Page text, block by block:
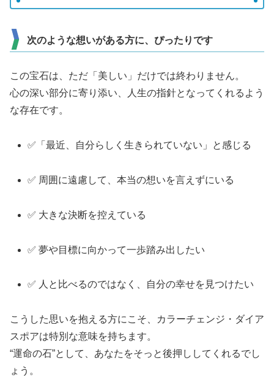
次のような想いがある方に、ぴったりです
この宝石は、ただ「美しい」だけでは終わりません。
心の深い部分に寄り添い、人生の指針となってくれるよう
な存在です。
✅「最近、自分らしく生きられていない」と感じる
✅ 周囲に遠慮して、本当の想いを言えずにいる
✅ 大きな決断を控えている
✅ 夢や目標に向かって一歩踏み出したい
✅ 人と比べるのではなく、自分の幸せを見つけたい
こうした思いを抱える方にこそ、カラーチェンジ・ダイア
スポアは特別な意味を持ちます。
“運命の石”として、あなたをそっと後押ししてくれるでし
ょう。